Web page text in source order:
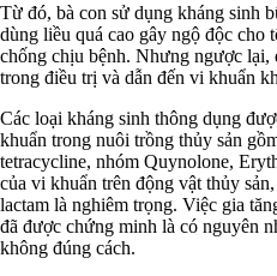
Từ đó, bà con sử dụng kháng sinh
dùng liều quá cao gây ngộ độc cho
chống chịu bệnh. Nhưng ngược lại,
trong điều trị và dẫn đến vi khuẩn
Các loại kháng sinh thông dụng
khuẩn trong nuôi trồng thủy sản
tetracycline, nhóm Quynolone,
của vi khuẩn trên động vật thủy
lactam là nghiêm trọng. Việc gia
đã được chứng minh là có nguyên
không đúng cách.